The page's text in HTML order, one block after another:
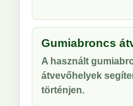
Gumiabroncs
A használt
átvevőhelyek
történjen.